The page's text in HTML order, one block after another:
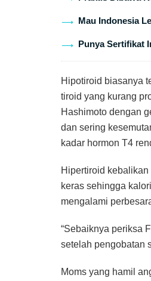
Mau Indonesia
Punya Sertifikat
Hipotiroid biasanya
tiroid yang kurang
Hashimoto dengan
dan sering
kadar hormon T4
Hipertiroid
keras sehingga
mengalami
“Sebaiknya periksa
setelah pengobatan
Moms yang hamil